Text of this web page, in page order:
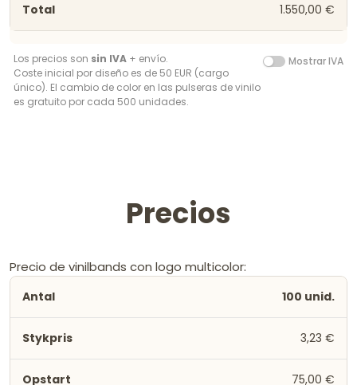
1.550,00 €
Los precios son sin IVA + envío.
Coste inicial por diseño es de 50 EUR (cargo
único). El cambio de color en las pulseras de vinilo
es gratuito por cada 500 unidades.
Mostrar IVA
Precios
Precio de vinilbands con logo multicolor:
100 unid.
3,23 €
75,00 €